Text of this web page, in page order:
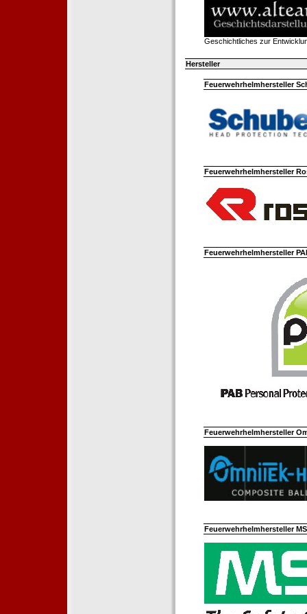
Geschichtliches zur
Hersteller
Feuerwehrhelmhersteller
Feuerwehrhelmhersteller
Feuerwehrhelmhersteller
Feuerwehrhelmhersteller
Feuerwehrhelmhersteller